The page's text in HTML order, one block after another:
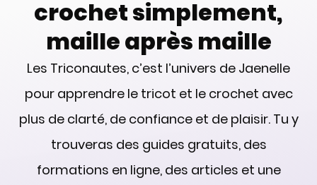
crochet simplement,
maille après maille
Les Triconautes, c’est l’univers de Jaenelle
pour apprendre le tricot et le crochet avec
plus de clarté, de confiance et de plaisir. Tu y
trouveras des guides gratuits, des
formations en ligne, des articles et une